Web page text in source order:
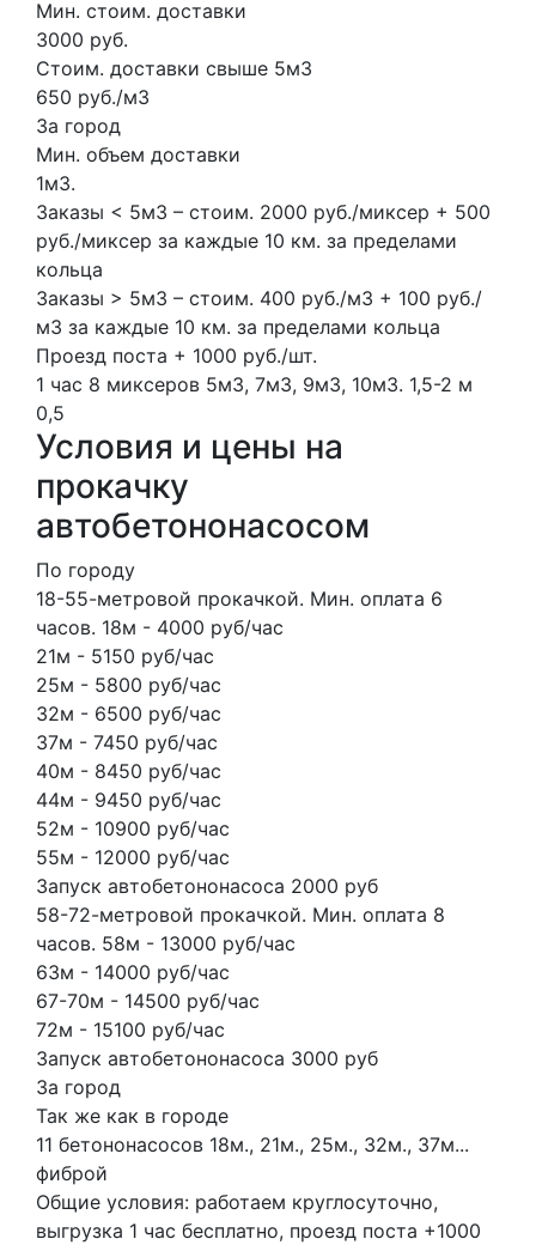
Мин. стоим. доставки
3000 руб.
Стоим. доставки свыше 5м3
650 руб./м3
За город
Мин. объем доставки
1м3.
Заказы < 5м3 – стоим. 2000 руб./миксер + 500
руб./миксер за каждые 10 км. за пределами
кольца
Заказы > 5м3 – стоим. 400 руб./м3 + 100 руб./
м3 за каждые 10 км. за пределами кольца
Проезд поста + 1000 руб./шт.
1 час 8 миксеров 5м3, 7м3, 9м3, 10м3. 1,5-2 м
0,5
Условия и цены на
прокачку
автобетононасосом
По городу
18-55-метровой прокачкой. Мин. оплата 6
часов. 18м - 4000 руб/час
21м - 5150 руб/час
25м - 5800 руб/час
32м - 6500 руб/час
37м - 7450 руб/час
40м - 8450 руб/час
44м - 9450 руб/час
52м - 10900 руб/час
55м - 12000 руб/час
Запуск автобетононасоса 2000 руб
58-72-метровой прокачкой. Мин. оплата 8
часов. 58м - 13000 руб/час
63м - 14000 руб/час
67-70м - 14500 руб/час
72м - 15100 руб/час
Запуск автобетононасоса 3000 руб
За город
Так же как в городе
11 бетононасосов 18м., 21м., 25м., 32м., 37м...
фиброй
Общие условия: работаем круглосуточно,
выгрузка 1 час бесплатно, проезд поста +1000